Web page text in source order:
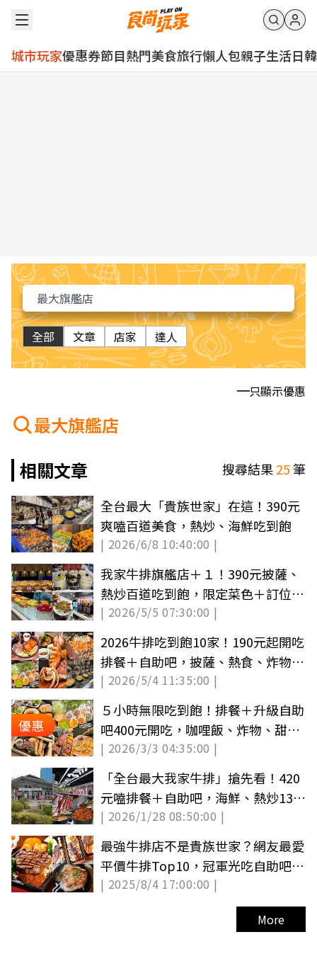
城市玩家優惠券節目熱門美食旅行懶人包親子生活日韓
全部 文章 店家 達人
只顯示優惠
最大旗艦店
相關文章
搜尋結果25筆
全台最大「貴族世家」在這！390元
爽嗑百道美食，熱炒、海鮮吃到飽
| 2026/6/8 10:40:00 |
我家牛排旗艦店＋１！390元披薩、
熱炒百道吃到飽，限定菜色＋訂位方
式一次看
| 2026/5/5 07:30:00 |
2026牛排吃到飽10家！190元起開吃
排餐＋自助吧，披薩、熱食、炸物無
限續
| 2026/5/4 11:35:00 |
優惠
５小時無限吃到飽！排餐＋升級自助
吧400元開吃，咖哩飯、炸物、甜點
無限夾
| 2026/3/3 04:35:00 |
「全台最大我家牛排」搶先看！420
元嗑排餐＋自助吧，海鮮、熱炒130
道無限夾
| 2026/1/28 08:50:00 |
最強牛排店不是貴族世家？網友最愛
平價牛排Top10，冠軍光吃自助吧就
回本
| 2025/8/4 17:00:00 |
More